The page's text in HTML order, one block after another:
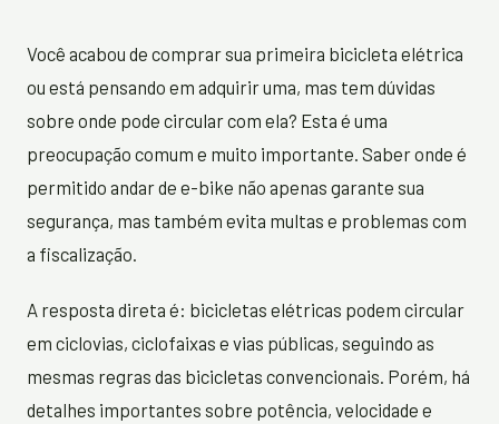
Você acabou de comprar sua primeira bicicleta elétrica
ou está pensando em adquirir uma, mas tem dúvidas
sobre onde pode circular com ela? Esta é uma
preocupação comum e muito importante. Saber onde é
permitido andar de e-bike não apenas garante sua
segurança, mas também evita multas e problemas com
a fiscalização.
A resposta direta é: bicicletas elétricas podem circular
em ciclovias, ciclofaixas e vias públicas, seguindo as
mesmas regras das bicicletas convencionais. Porém, há
detalhes importantes sobre potência, velocidade e